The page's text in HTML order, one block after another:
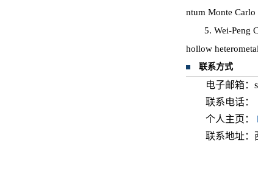
ntum Monte
5. Wei-Peng
hollow
联系方式
电子邮箱：
联系电话：
个人主页：
联系地址：